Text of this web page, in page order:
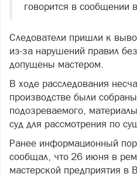
говорится в сообщении
Следователи пришли к
из-за нарушений правил
допущены мастером.
В ходе расследования
производстве были
подозреваемого,
суд для рассмотрения по
Ранее информационный
сообщал, что 26 июня в
мастерской предприятия в